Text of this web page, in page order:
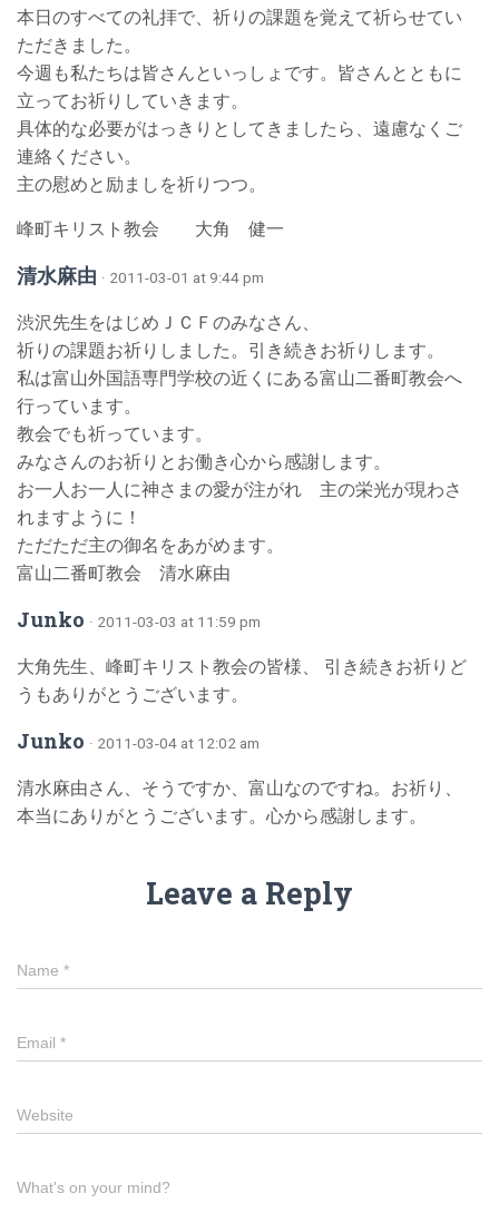
本日のすべての礼拝で、祈りの課題を覚えて祈らせてい
ただきました。
今週も私たちは皆さんといっしょです。皆さんとともに
立ってお祈りしていきます。
具体的な必要がはっきりとしてきましたら、遠慮なくご
連絡ください。
主の慰めと励ましを祈りつつ。
峰町キリスト教会 大角 健一
清水麻由 · 2011-03-01 at 9:44 pm
渋沢先生をはじめＪＣＦのみなさん、
祈りの課題お祈りしました。引き続きお祈りします。
私は富山外国語専門学校の近くにある富山二番町教会へ
行っています。
教会でも祈っています。
みなさんのお祈りとお働き心から感謝します。
お一人お一人に神さまの愛が注がれ 主の栄光が現わさ
れますように！
ただただ主の御名をあがめます。
富山二番町教会 清水麻由
Junko · 2011-03-03 at 11:59 pm
大角先生、峰町キリスト教会の皆様、 引き続きお祈りど
うもありがとうございます。
Junko · 2011-03-04 at 12:02 am
清水麻由さん、そうですか、富山なのですね。お祈り、
本当にありがとうございます。心から感謝します。
Leave a Reply
Name *
Email *
Website
What's on your mind?